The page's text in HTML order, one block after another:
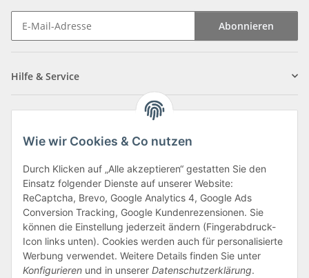
Wie wir Cookies & Co nutzen
Durch Klicken auf „Alle akzeptieren“ gestatten Sie den
Einsatz folgender Dienste auf unserer Website:
ReCaptcha, Brevo, Google Analytics 4, Google Ads
Conversion Tracking, Google Kundenrezensionen. Sie
können die Einstellung jederzeit ändern (Fingerabdruck-
Icon links unten). Cookies werden auch für personalisierte
Werbung verwendet. Weitere Details finden Sie unter
Konfigurieren und in unserer Datenschutzerklärung.
Abonnieren
Hilfe & Service
Informationen
Zahlungsarten